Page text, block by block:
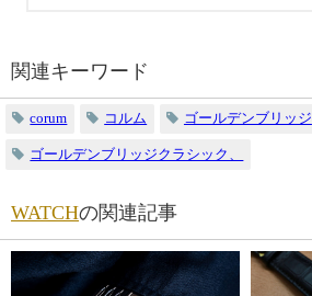
関連キーワード
corum コルム ゴールデンブリッジ
ゴールデンブリッジクラシック、
WATCHの関連記事